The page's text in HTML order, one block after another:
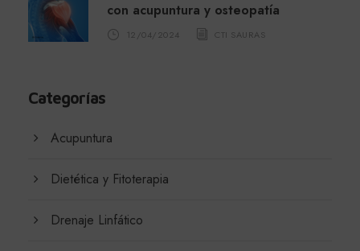
con acupuntura y osteopatía
12/04/2024 CTI SAURAS
Categorías
Acupuntura
Dietética y Fitoterapia
Drenaje Linfático